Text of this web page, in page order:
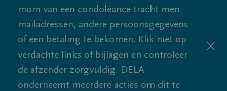
mom van een condoléance tracht men
mailadressen, andere persoonsgegevens
of een betaling te bekomen. Klik niet op
verdachte links of bijlagen en controleer
de afzender zorgvuldig. DELA
onderneemt meerdere acties om dit te